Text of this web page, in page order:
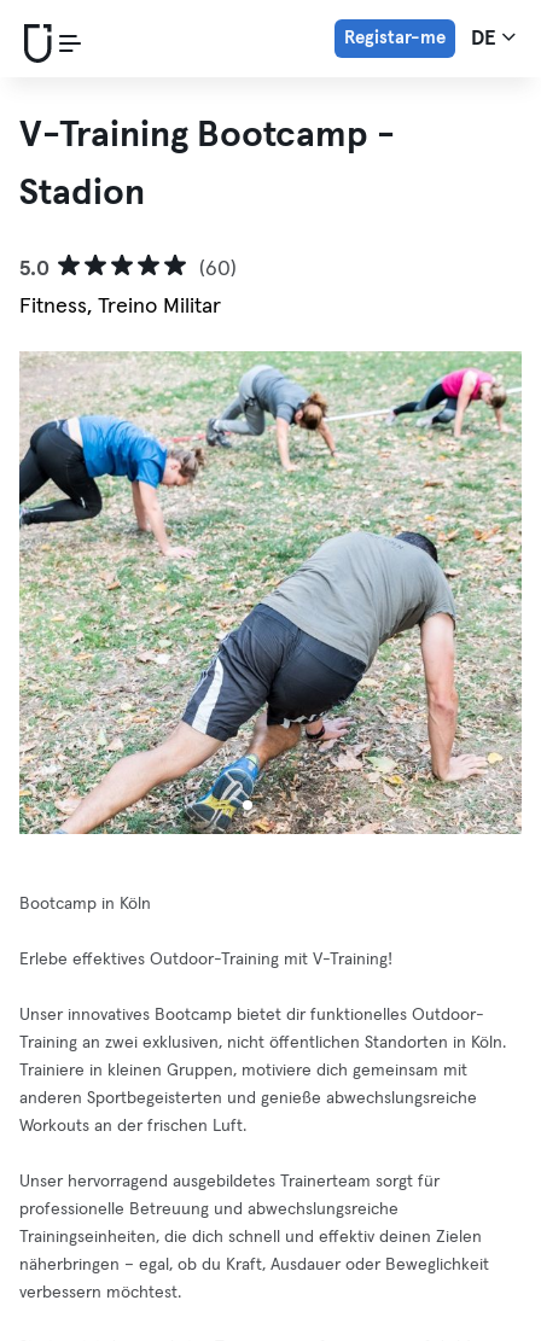
Registar-me DE
V-Training Bootcamp -
Stadion
5.0
(60)
Fitness, Treino Militar
Bootcamp in Köln
Erlebe effektives Outdoor-Training mit V-Training!
Unser innovatives Bootcamp bietet dir funktionelles Outdoor-
Training an zwei exklusiven, nicht öffentlichen Standorten in Köln.
Trainiere in kleinen Gruppen, motiviere dich gemeinsam mit
anderen Sportbegeisterten und genieße abwechslungsreiche
Workouts an der frischen Luft.
Unser hervorragend ausgebildetes Trainerteam sorgt für
professionelle Betreuung und abwechslungsreiche
Trainingseinheiten, die dich schnell und effektiv deinen Zielen
näherbringen – egal, ob du Kraft, Ausdauer oder Beweglichkeit
verbessern möchtest.